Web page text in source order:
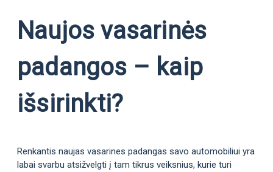
Naujos vasarinės
padangos – kaip
išsirinkti?
Renkantis naujas vasarines padangas savo automobiliui yra
labai svarbu atsižvelgti į tam tikrus veiksnius, kurie turi